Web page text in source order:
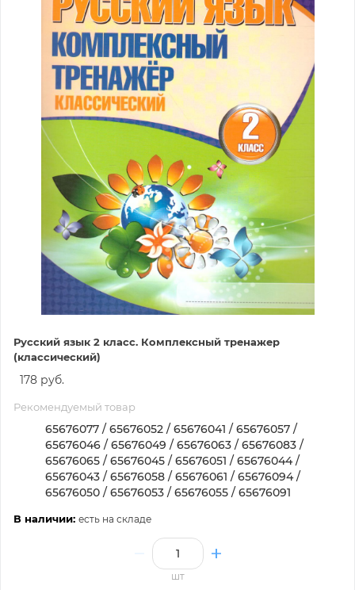
Русский язык 2 класс. Комплексный тренажер
(классический)
178 руб.
Рекомендуемый товар
65676077 / 65676052 / 65676041 / 65676057 /
65676046 / 65676049 / 65676063 / 65676083 /
65676065 / 65676045 / 65676051 / 65676044 /
65676043 / 65676058 / 65676061 / 65676094 /
65676050 / 65676053 / 65676055 / 65676091
В наличии: есть на складе
шт